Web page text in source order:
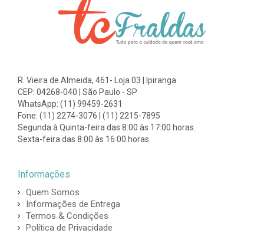
R. Vieira de Almeida, 461- Loja 03 | Ipiranga
CEP: 04268-040 | São Paulo - SP
WhatsApp: (11) 99459-2631
Fone: (11) 2274-3076 | (11) 2215-7895
Segunda à Quinta-feira das 8:00 às 17:00 horas.
Sexta-feira das 8:00 às 16:00 horas
Informações
Quem Somos
Informações de Entrega
Termos & Condições
Política de Privacidade